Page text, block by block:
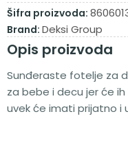
Šifra proizvoda:
Brand: Deksi Group
Opis proizvoda
Sunđeraste fotelje za
za bebe i decu jer će
uvek će imati prijatno i